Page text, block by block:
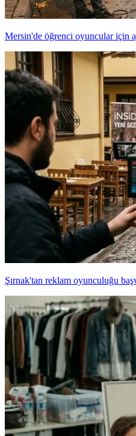
Mersin'de öğrenci oyuncular için
Şırnak'tan reklam oyunculuğu